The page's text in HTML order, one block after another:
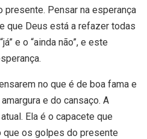
presente. Pensar na esperança
que Deus está a refazer todas
e o “ainda não”, e este
no que é de boa fama e
e do cansaço. A
Ela é o capacete que
que os golpes do presente